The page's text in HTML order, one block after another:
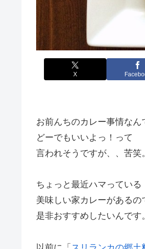
X
お前んちのカレー事情なん
どーでもいいよっ！って
言われそうですが、、苦笑。
ちょっと最近ハマっている
美味しい家カレーがあるの
是非おすすめしたいんです